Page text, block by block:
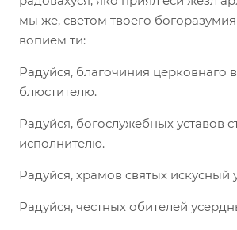
мы же, светом твоего
вопием ти:
Радуйся, благочиния церковнаго
блюстителю.
Радуйся, богослужебных уставов
исполнителю.
Радуйся, храмов святых искусный
Радуйся, честных обителей